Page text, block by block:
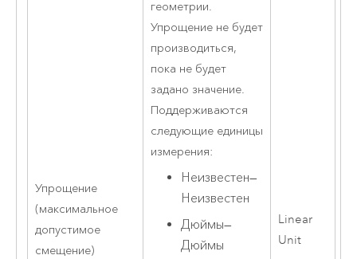
Упрощение
(максимальное
допустимое
смещение)
геометрии.
Упрощение не будет
производиться,
пока не будет
задано значение.
Поддерживаются
следующие единицы
измерения:
Неизвестен—
Неизвестен
Дюймы—
Дюймы
Linear
Unit